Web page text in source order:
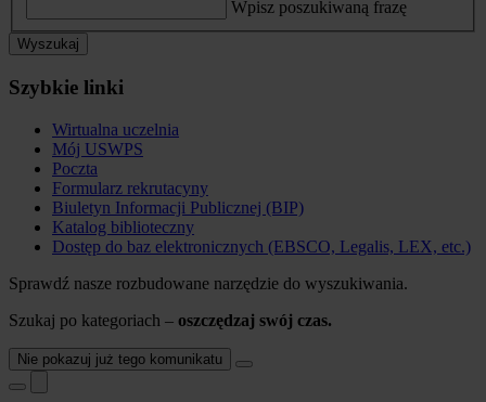
Wpisz poszukiwaną frazę
Wyszukaj
Szybkie linki
Wirtualna uczelnia
Mój USWPS
Poczta
Formularz rekrutacyny
Biuletyn Informacji Publicznej (BIP)
Katalog biblioteczny
Dostęp do baz elektronicznych (EBSCO, Legalis, LEX, etc.)
Sprawdź nasze rozbudowane narzędzie do wyszukiwania.
Szukaj po kategoriach – oszczędzaj swój czas.
Nie pokazuj już tego komunikatu